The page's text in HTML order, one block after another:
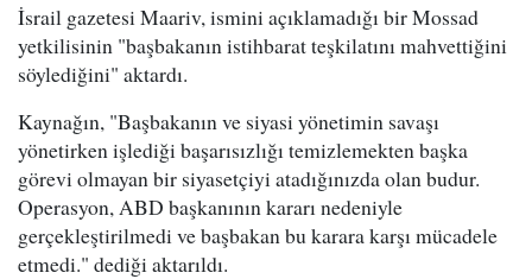
İsrail gazetesi Maariv, ismini açıklamadığı bir Mossad
yetkilisinin "başbakanın istihbarat teşkilatını mahvettiğini
söylediğini" aktardı.
Kaynağın, "Başbakanın ve siyasi yönetimin savaşı
yönetirken işlediği başarısızlığı temizlemekten başka
görevi olmayan bir siyasetçiyi atadığınızda olan budur.
Operasyon, ABD başkanının kararı nedeniyle
gerçekleştirilmedi ve başbakan bu karara karşı mücadele
etmedi." dediği aktarıldı.